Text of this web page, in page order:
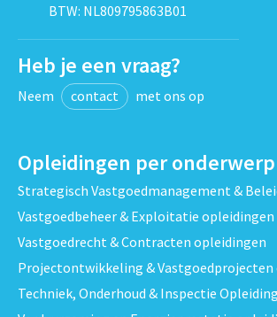
BTW: NL809795863B01
Heb je een vraag?
Neem contact met ons op
Opleidingen per onderwerp
Strategisch Vastgoedmanagement &
Vastgoedbeheer & Exploitatie opleidingen
Vastgoedrecht & Contracten opleidingen
Projectontwikkeling & Vastgoedprojecten
Techniek, Onderhoud & Inspectie